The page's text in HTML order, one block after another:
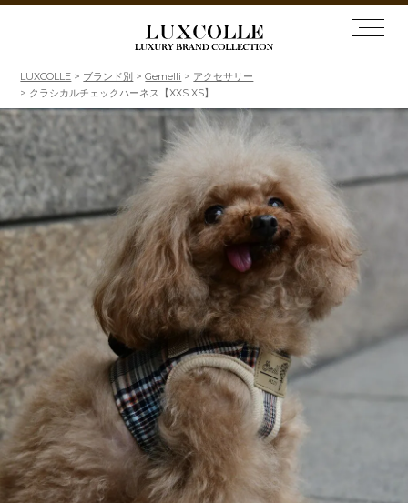
LUXCOLLE ブランド別 Gemelli
アクセサリー
クラシカルチェックハーネス【XXS XS】